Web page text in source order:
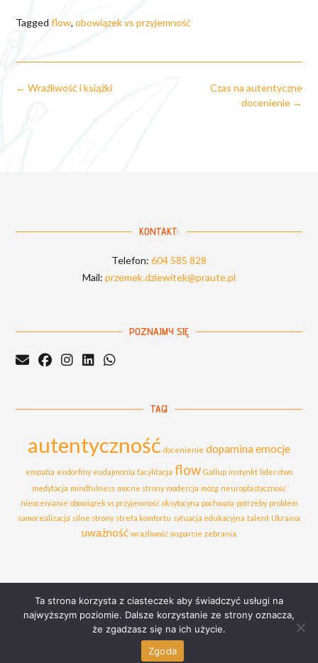
Tagged flow, obowiązek vs przyjemność
Post
Czas na autentyczne
docenienie →
← Wrażliwość i książki
KONTAKT:
Telefon: 604 585 828
Mail: przemek.dziewitek@praute.pl
POZNAJMY SIĘ
TAGI
autentyczność docenienie dopaminaemocje
empatia endorfiny eudajmonia facylitacja flow Gallup instynkt liderstwo
medytacja mindfulness mocne strony modercja mózg neuroplastyczność
nieocenianie obowiązek vs przyjemność oksytocyna pochwała potrzeby problem
samorealizacja silne strony strefa komfortu sytuacja edukacyjna talent Ukraina
uważność wrażliwość wsparcie zebrania
Copyright 2026 Pracownia Przemysław Dziewitek
Ta strona korzysta z ciasteczek aby świadczyć usługi na
najwyższym poziomie. Dalsze korzystanie ze strony oznacza,
że zgadzasz się na ich użycie.
Zgoda